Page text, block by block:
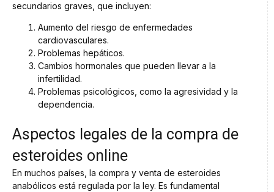
secundarios graves, que incluyen:
Aumento del riesgo de enfermedades
cardiovasculares.
Problemas hepáticos.
Cambios hormonales que pueden llevar a la
infertilidad.
Problemas psicológicos, como la agresividad y la
dependencia.
Aspectos legales de la compra de
esteroides online
En muchos países, la compra y venta de esteroides
anabólicos está regulada por la ley. Es fundamental